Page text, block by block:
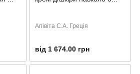
Апівіта С.А. Греція
від 1 674.00 грн